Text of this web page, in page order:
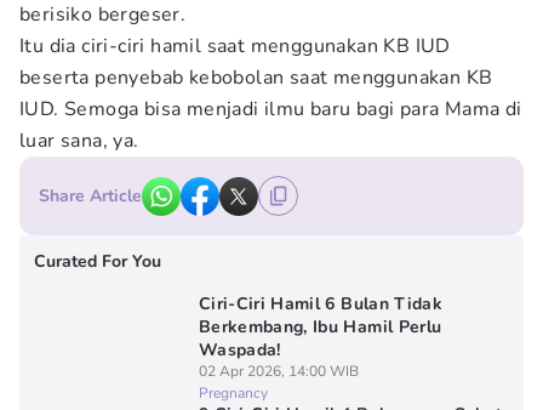
berisiko bergeser.
Itu dia ciri-ciri hamil saat menggunakan KB IUD
beserta penyebab kebobolan saat menggunakan KB
IUD. Semoga bisa menjadi ilmu baru bagi para Mama di
luar sana, ya.
Share Article
Curated For You
Ciri-Ciri Hamil 6 Bulan Tidak
Berkembang, Ibu Hamil Perlu
Waspada!
02 Apr 2026, 14:00 WIB
Pregnancy